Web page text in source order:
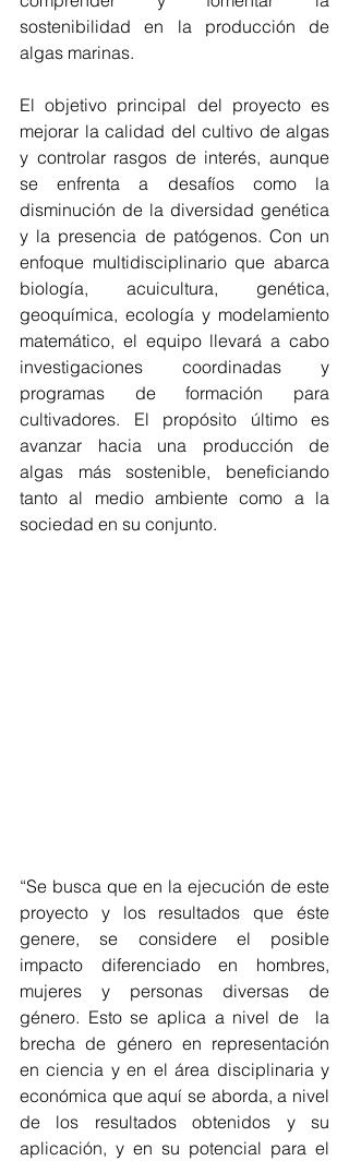
sostenibilidad en la producción de
algas marinas.
El objetivo principal del proyecto es
mejorar la calidad del cultivo de algas
y controlar rasgos de interés, aunque
se enfrenta a desafíos como la
disminución de la diversidad genética
y la presencia de patógenos. Con un
enfoque multidisciplinario que abarca
biología, acuicultura, genética,
geoquímica, ecología y modelamiento
matemático, el equipo llevará a cabo
investigaciones coordinadas y
programas de formación para
cultivadores. El propósito último es
avanzar hacia una producción de
algas más sostenible, beneficiando
tanto al medio ambiente como a la
sociedad en su conjunto.
“Se busca que en la ejecución de este
proyecto y los resultados que éste
genere, se considere el posible
impacto diferenciado en hombres,
mujeres y personas diversas de
género. Esto se aplica a nivel de  la
brecha de género en representación
en ciencia y en el área disciplinaria y
económica que aquí se aborda, a nivel
de los resultados obtenidos y su
aplicación, y en su potencial para el